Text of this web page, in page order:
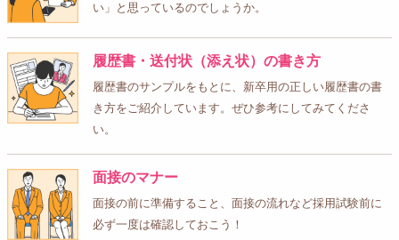
い」と思っているのでしょうか。
履歴書・送付状（添え状）の書き方
履歴書のサンプルをもとに、新卒用の正しい履歴書の書
き方をご紹介しています。ぜひ参考にしてみてくださ
い。
面接のマナー
面接の前に準備すること、面接の流れなど採用試験前に
必ず一度は確認しておこう！